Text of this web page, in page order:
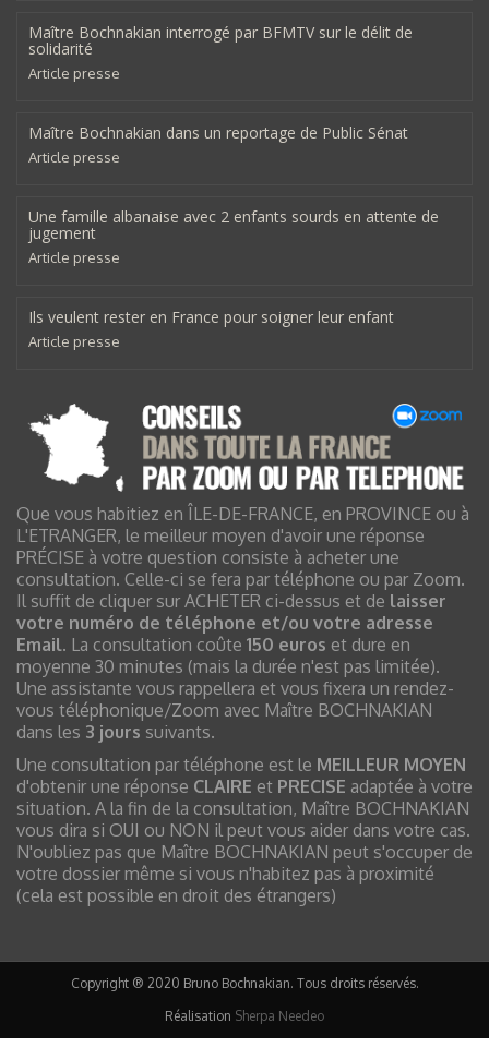
Maître Bochnakian interrogé par BFMTV sur le délit de
solidarité
Article presse
Maître Bochnakian dans un reportage de Public Sénat
Article presse
Une famille albanaise avec 2 enfants sourds en attente de
jugement
Article presse
Ils veulent rester en France pour soigner leur enfant
Article presse
Que vous habitiez en ÎLE-DE-FRANCE, en PROVINCE ou à
L'ETRANGER, le meilleur moyen d'avoir une réponse
PRÉCISE à votre question consiste à acheter une
consultation. Celle-ci se fera par téléphone ou par Zoom.
Il suffit de cliquer sur ACHETER ci-dessus et de laisser
votre numéro de téléphone et/ou votre adresse
Email. La consultation coûte 150 euros et dure en
moyenne 30 minutes (mais la durée n'est pas limitée).
Une assistante vous rappellera et vous fixera un rendez-
vous téléphonique/Zoom avec Maître BOCHNAKIAN
dans les 3 jours suivants.
Une consultation par téléphone est le MEILLEUR MOYEN
d'obtenir une réponse CLAIRE et PRECISE adaptée à votre
situation. A la fin de la consultation, Maître BOCHNAKIAN
vous dira si OUI ou NON il peut vous aider dans votre cas.
N'oubliez pas que Maître BOCHNAKIAN peut s'occuper de
votre dossier même si vous n'habitez pas à proximité
(cela est possible en droit des étrangers)
Copyright ® 2020 Bruno Bochnakian. Tous droits réservés.
Réalisation Sherpa Needeo